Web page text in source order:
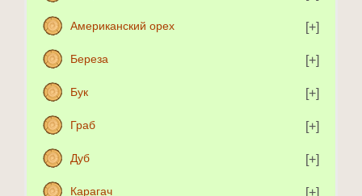
Американский орех
Береза
Бук
Граб
Дуб
Карагач